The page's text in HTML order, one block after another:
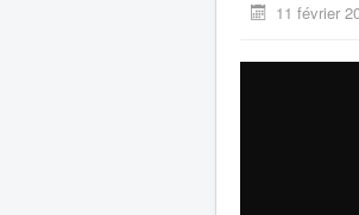
11 février